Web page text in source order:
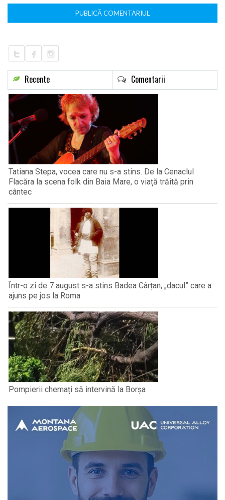
Recente Comentarii
Tatiana Stepa, vocea care nu s-a stins. De la Cenaclul
Flacăra la scena folk din Baia Mare, o viață trăită prin
cântec
Într-o zi de 7 august s-a stins Badea Cârțan, „dacul” care a
ajuns pe jos la Roma
Pompierii chemați să intervină la Borșa